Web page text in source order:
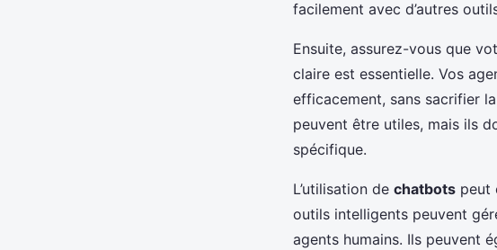
facilement avec d’autres
Ensuite, assurez-vous que
claire est essentielle. Vos
efficacement, sans sacrifier
peuvent être utiles, mais ils
spécifique.
L’utilisation de chatbots peut
outils intelligents peuvent
agents humains. Ils peuvent